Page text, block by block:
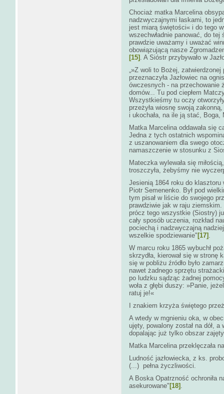
Chociaż matka Marcelina
nadzwyczajnymi łaskami, to
jest miarą świętości« i do tego
wszechwładnie panować, do
prawdzie uważamy i uważać
obowiązującą nasze
[15] . A Sióstr przybywało w
„»Z woli to Bożej,
przeznaczyła Jazłowiec na
ówczesnych - na przechowanie
domów... Tu pod ciepłem
Wszystkieśmy tu oczy
przeżyła wiosnę swoją
i ukochała, na ile ją stać,
Matka Marcelina oddawała się
Jedna z tych ostatnich
z uszanowaniem dla swego
namaszczenie w stosunku z
Mateczka wylewała się
troszczyła, żebyśmy nie
Jesienią 1864 roku do klasztoru
Piotr Semenenko. Był pod
tym pisał w liście do swojego
prawdziwie jak w raju
prócz tego wszystkie (Siostry)
cały sposób uczenia, rozkład
pociechą i nadzwyczajną
wszelkie spodziewanie" [17] .
W marcu roku 1865 wybuchł
skrzydła, kierował się w stronę
się w pobliżu źródło było
nawet żadnego sprzętu
po ludzku sądząc żadnej
woła z głębi duszy: »Panie,
ratuj je!«
I znakiem krzyża świętego
A wtedy w mgnieniu oka, w
ujęty, powalony został na dół,
dopalając już tylko obszar
Matka Marcelina przeklęczała
Ludność jazłowiecka, z ks.
(...) pełna życzliwości.
A Boska Opatrzność ochroniła
asekurowane" [18] .